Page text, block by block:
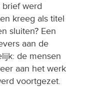
brief werd
kreeg als titel
sluiten? Een
aan de
de mensen
aan het werk
voortgezet.